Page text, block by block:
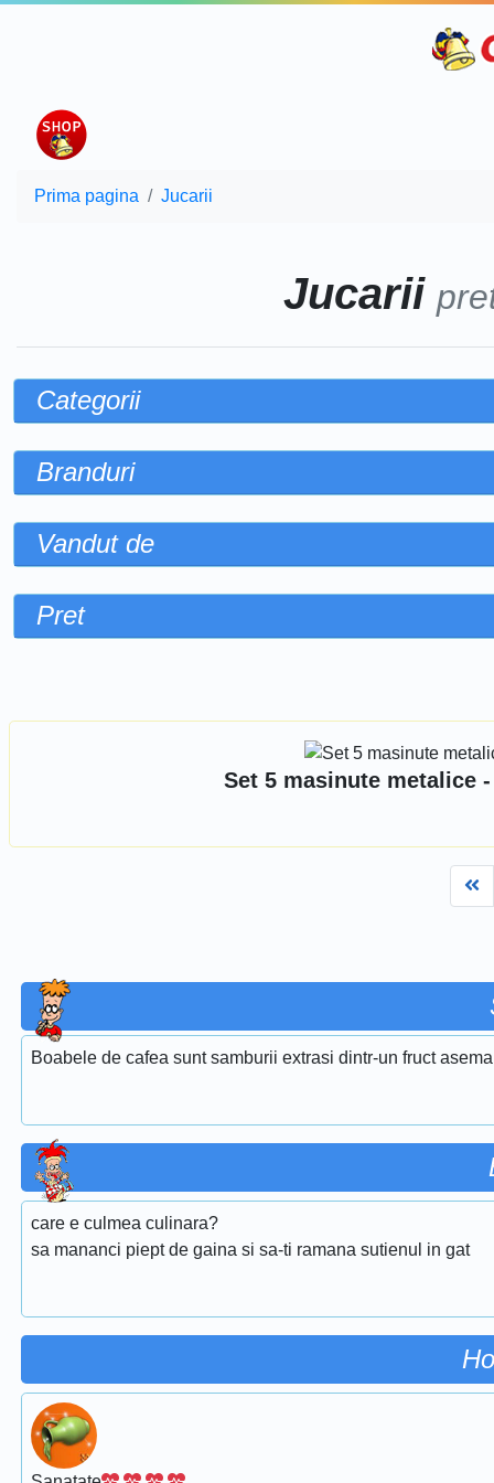
Prima pagina Jucarii
Jucarii
Categorii
Branduri
Vandut de
Pret
Set 5 masinute metalice
Boabele de cafea sunt samburii extrasi dintr-un fruct
care e culmea culinara?
sa mananci piept de gaina si sa-ti ramana sutienul in gat